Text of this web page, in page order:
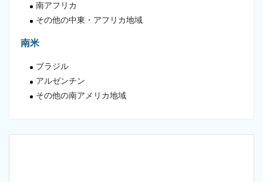
南アフリカ
その他の中東・アフリカ地域
南米
ブラジル
アルゼンチン
その他の南アメリカ地域